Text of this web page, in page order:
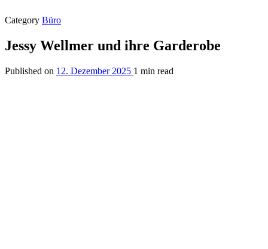
Category Büro
Jessy Wellmer und ihre Garderobe
Published on 12. Dezember 2025 1 min read